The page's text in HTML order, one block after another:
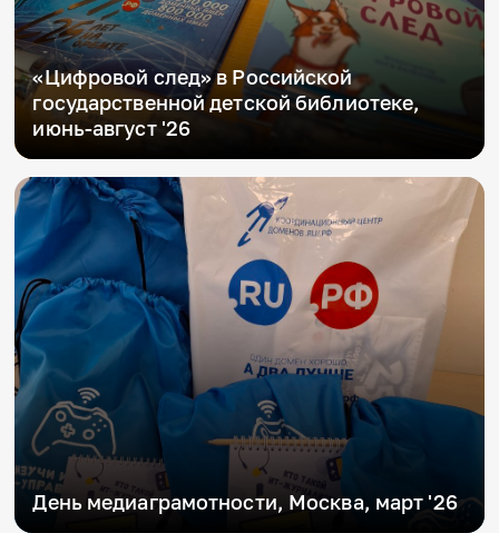
«Цифровой след» в Российской
государственной детской библиотеке,
июнь-август '26
День медиаграмотности, Москва, март '26